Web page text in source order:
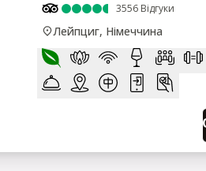
3556 Відгуки
Лейпциг, Німеччина